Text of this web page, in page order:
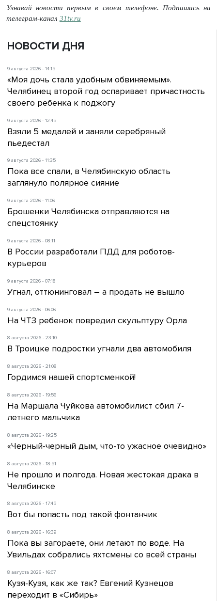
Узнавай новости первым в своем телефоне. Подпишись на
телеграм-канал 31tv.ru
НОВОСТИ ДНЯ
9 августа 2026 - 14:15
«Моя дочь стала удобным обвиняемым».
Челябинец второй год оспаривает причастность
своего ребенка к поджогу
9 августа 2026 - 12:45
Взяли 5 медалей и заняли серебряный
пьедестал
9 августа 2026 - 11:35
Пока все спали, в Челябинскую область
заглянуло полярное сияние
9 августа 2026 - 11:06
Брошенки Челябинска отправляются на
спецстоянку
9 августа 2026 - 08:11
В России разработали ПДД для роботов-
курьеров
9 августа 2026 - 07:18
Угнал, оттюнинговал – а продать не вышло
9 августа 2026 - 06:06
На ЧТЗ ребенок повредил скульптуру Орла
8 августа 2026 - 23:10
В Троицке подростки угнали два автомобиля
8 августа 2026 - 21:08
Гордимся нашей спортсменкой!
8 августа 2026 - 19:56
На Маршала Чуйкова автомобилист сбил 7-
летнего мальчика
8 августа 2026 - 19:25
«Черный-черный дым, что-то ужасное очевидно»
8 августа 2026 - 18:51
Не прошло и полгода. Новая жестокая драка в
Челябинске
8 августа 2026 - 17:45
Вот бы попасть под такой фонтанчик
8 августа 2026 - 16:39
Пока вы загораете, они летают по воде. На
Увильдах собрались яхтсмены со всей страны
8 августа 2026 - 16:07
Кузя-Кузя, как же так? Евгений Кузнецов
переходит в «Сибирь»